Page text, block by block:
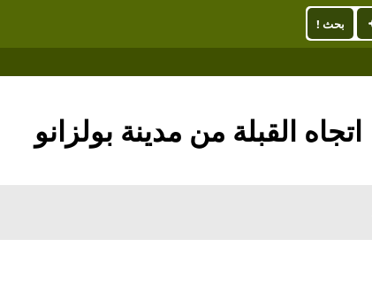
بحث !
اتجاه القبلة من مدينة بولزانو